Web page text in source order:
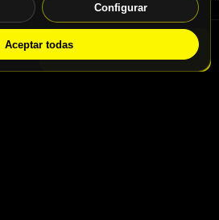
Configurar
Aceptar todas